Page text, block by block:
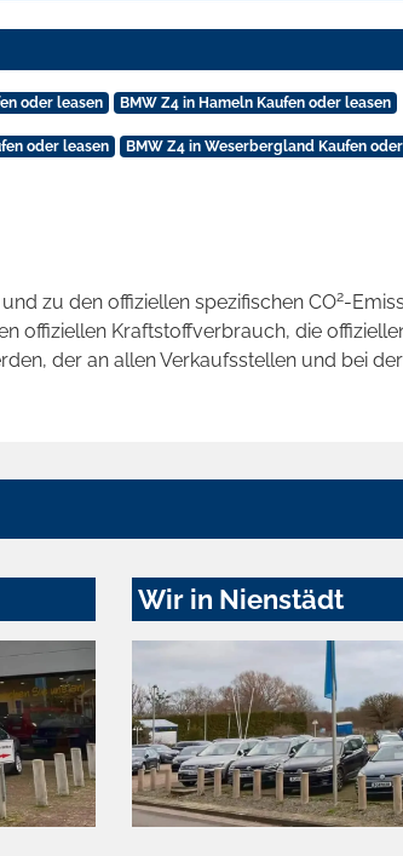
oder leasen BMW Z4 in Hameln Kaufen oder leasen
oder leasen BMW Z4 in Weserbergland Kaufen
zu den offiziellen spezifischen CO2-
offiziellen Kraftstoffverbrauch, die
der an allen Verkaufsstellen und bei
Wir in Nienstädt